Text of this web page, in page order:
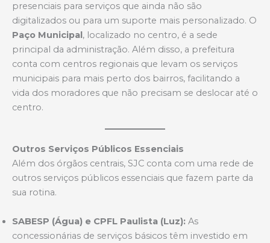
presenciais para serviços que ainda não são
digitalizados ou para um suporte mais personalizado. O
Paço Municipal, localizado no centro, é a sede
principal da administração. Além disso, a prefeitura
conta com centros regionais que levam os serviços
municipais para mais perto dos bairros, facilitando a
vida dos moradores que não precisam se deslocar até o
centro.
Outros Serviços Públicos Essenciais
Além dos órgãos centrais, SJC conta com uma rede de
outros serviços públicos essenciais que fazem parte da
sua rotina.
SABESP (Água) e CPFL Paulista (Luz): As
concessionárias de serviços básicos têm investido em